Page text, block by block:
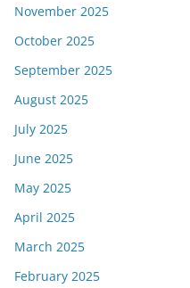
November 2025
October 2025
September 2025
August 2025
July 2025
June 2025
May 2025
April 2025
March 2025
February 2025